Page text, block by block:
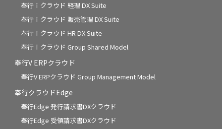
奉行ｉクラウド 経理 DX Suite
奉行ｉクラウド 販売管理 DX Suite
奉行ｉクラウド HR DX Suite
奉行ｉクラウド Group Shared Model
奉行V ERPクラウド
奉行V ERPクラウド Group Management Model
奉行クラウドEdge
奉行Edge 発行請求書DXクラウド
奉行Edge 受領請求書DXクラウド